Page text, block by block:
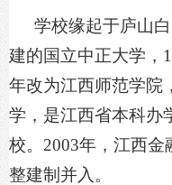
学校缘起于庐山
建的国立中正大学，
年改为江西师范学院
学，是江西省本科办
校。2003年，江西金
整建制并入 。